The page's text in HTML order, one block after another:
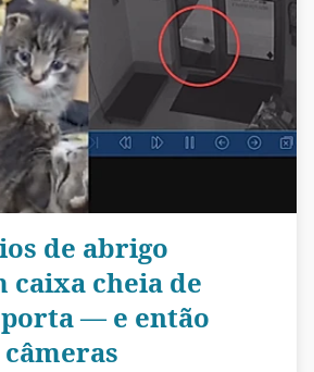
de abrigo
caixa cheia de
— e então